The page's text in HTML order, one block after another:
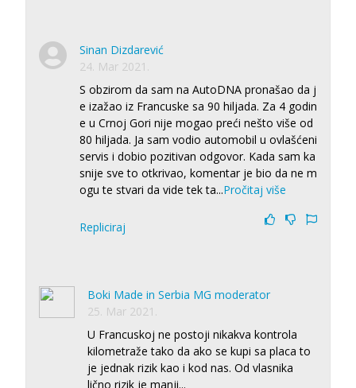
Sinan Dizdarević
24. Mar 2021.
S obzirom da sam na AutoDNA pronašao da j
e izažao iz Francuske sa 90 hiljada. Za 4 godin
e u Crnoj Gori nije mogao preći nešto više od
80 hiljada. Ja sam vodio automobil u ovlašćeni
servis i dobio pozitivan odgovor. Kada sam ka
snije sve to otkrivao, komentar je bio da ne m
ogu te stvari da vide tek ta...Pročitaj više
Repliciraj
Boki Made in Serbia MG moderator
25. Mar 2021.
U Francuskoj ne postoji nikakva kontrola
kilometraže tako da ako se kupi sa placa to
je jednak rizik kao i kod nas. Od vlasnika
lično rizik je manji...